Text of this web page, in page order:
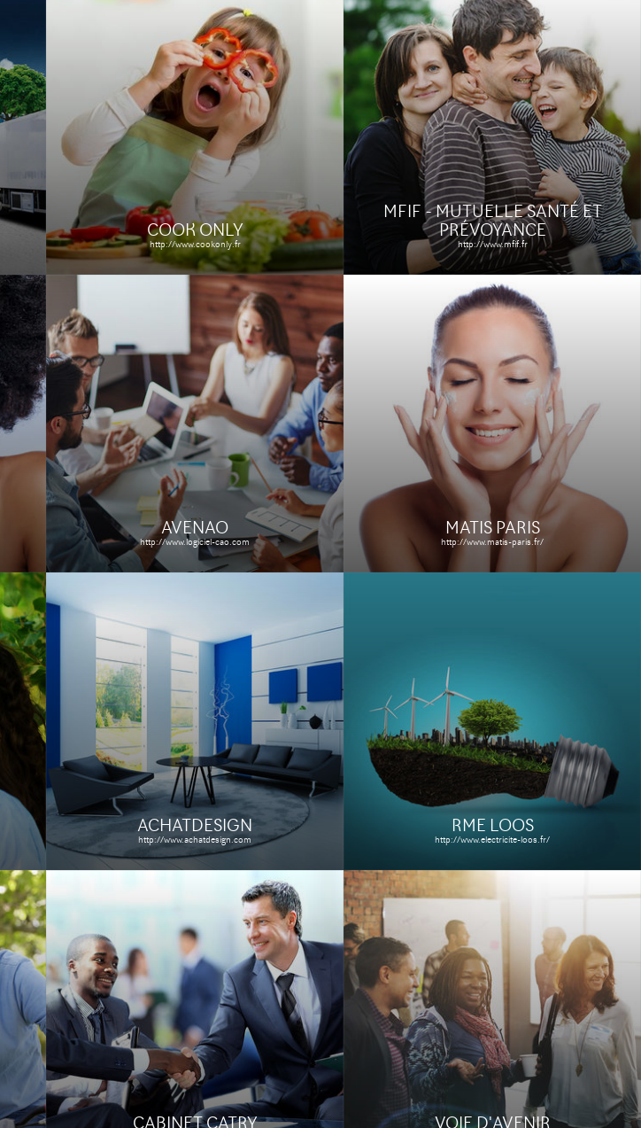
COOK ONLY
http://www.cookonly.fr
MFIF - MUTUELLE SANTÉ ET
PRÉVOYANCE
http://www.mfif.fr
AVENAO
http://www.logiciel-cao.com
AVENAO
http://www.logiciel-cao.com
Le site Étude de cas
MATIS PARIS
http://www.matis-paris.fr/
MATIS PARIS
http://www.matis-paris.fr/
Le site Étude de cas
ACHATDESIGN
http://www.achatdesign.com
ACHATDESIGN
http://www.achatdesign.com
Le site Étude de cas
RME LOOS
http://www.electricite-loos.fr/
RME LOOS
http://www.electricite-loos.fr/
Le site Étude de cas
CABINET CATRY
CABINET CATRY
http://www.cabinet-catry.com/
Le site Étude de cas
VOIE D'AVENIR
VOIE D'AVENIR
http://www.voiedavenir.fr/
Le site Étude de cas